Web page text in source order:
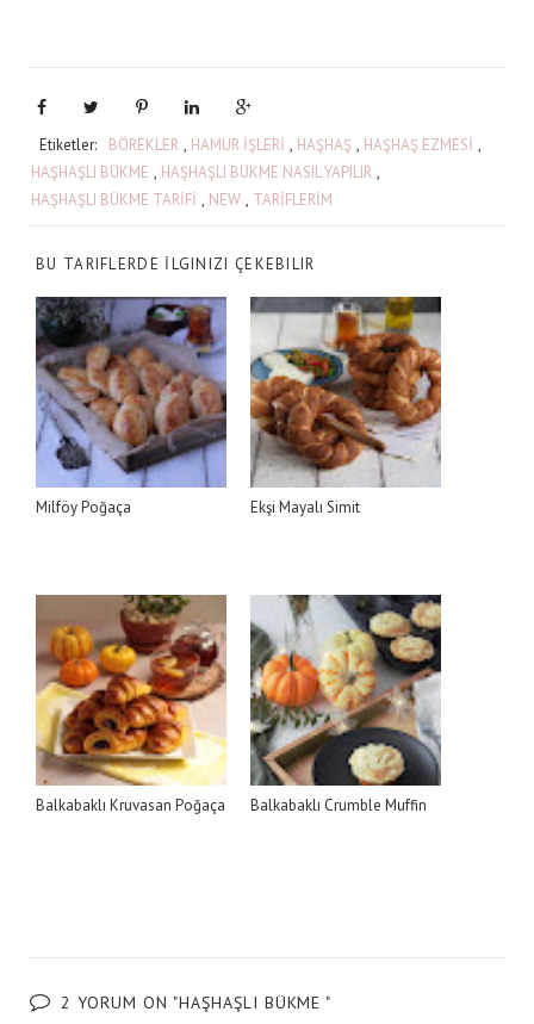
Etiketler: BÖREKLER , HAMUR İŞLERİ , HAŞHAŞ , HAŞHAŞ EZMESİ ,
HAŞHAŞLI BÜKME , HAŞHAŞLI BÜKME NASIL YAPILIR ,
HAŞHAŞLI BÜKME TARİFİ , NEW , TARİFLERİM
BU TARIFLERDE İLGINIZI ÇEKEBILIR
Milföy Poğaça Ekşi Mayalı Simit
Balkabaklı Kruvasan Poğaça Balkabaklı Crumble Muffin
2 YORUM ON "HAŞHAŞLI BÜKME "